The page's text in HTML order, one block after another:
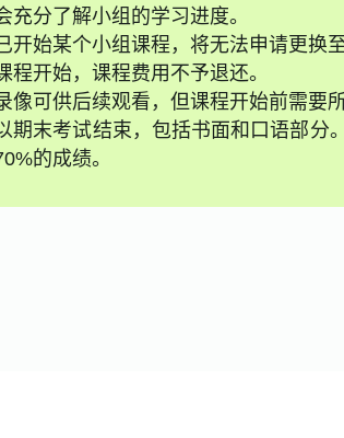
充分了解小组的学习进度。
开始某个小组课程，将无法申请更换
程开始，课程费用不予退还。
像可供后续观看，但课程开始前需要
期末考试结束，包括书面和口语部分
的成绩。